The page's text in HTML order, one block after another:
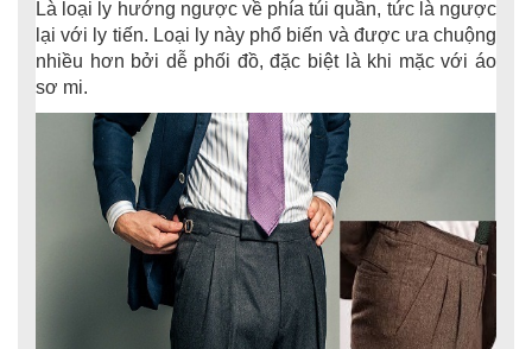
Là loại ly hướng ngược về phía túi quần, tức là ngược
lại với ly tiến. Loại ly này phổ biến và được ưa chuộng
nhiều hơn bởi dễ phối đồ, đặc biệt là khi mặc với áo
sơ mi.